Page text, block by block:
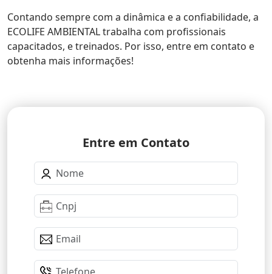
Contando sempre com a dinâmica e a confiabilidade, a
ECOLIFE AMBIENTAL trabalha com profissionais
capacitados, e treinados. Por isso, entre em contato e
obtenha mais informações!
Entre em Contato